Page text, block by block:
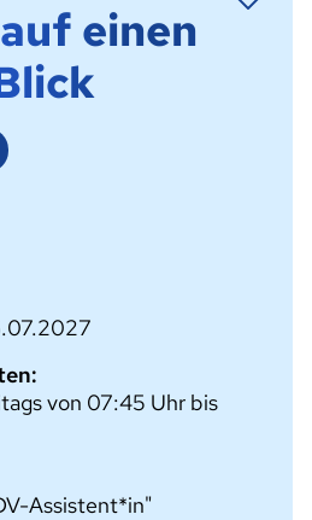
einen
von 07:45 Uhr bis
Assistent*in"